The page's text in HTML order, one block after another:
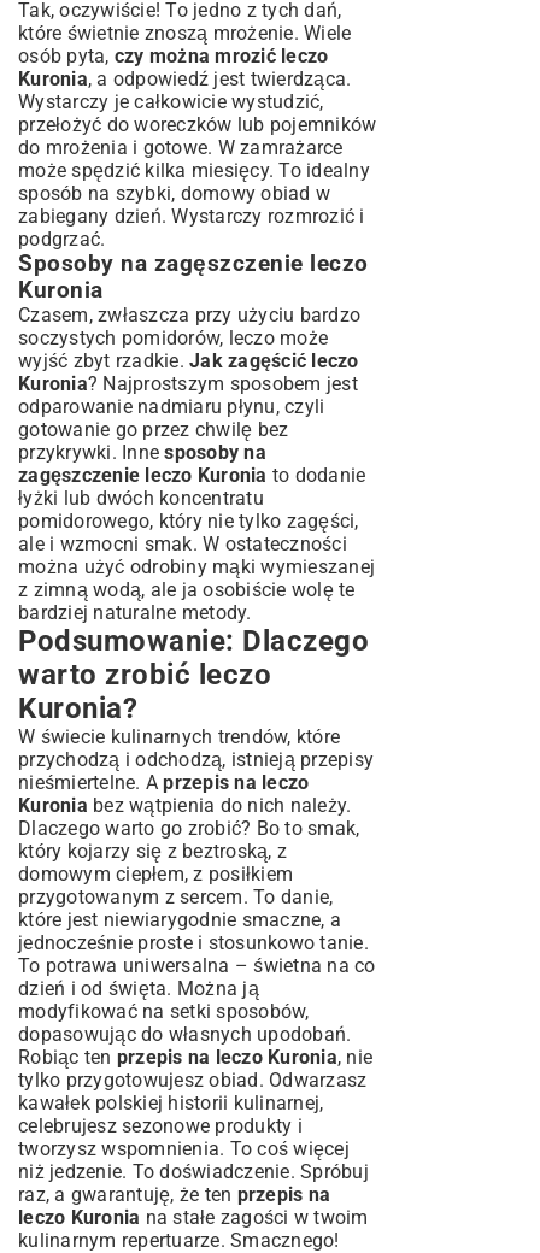
Tak, oczywiście! To jedno z tych dań,
które świetnie znoszą mrożenie. Wiele
osób pyta, czy można mrozić leczo
Kuronia, a odpowiedź jest twierdząca.
Wystarczy je całkowicie wystudzić,
przełożyć do woreczków lub pojemników
do mrożenia i gotowe. W zamrażarce
może spędzić kilka miesięcy. To idealny
sposób na szybki, domowy obiad w
zabiegany dzień. Wystarczy rozmrozić i
podgrzać.
Sposoby na zagęszczenie leczo
Kuronia
Czasem, zwłaszcza przy użyciu bardzo
soczystych pomidorów, leczo może
wyjść zbyt rzadkie. Jak zagęścić leczo
Kuronia? Najprostszym sposobem jest
odparowanie nadmiaru płynu, czyli
gotowanie go przez chwilę bez
przykrywki. Innesposoby na
zagęszczenie leczo Kuronia to dodanie
łyżki lub dwóch koncentratu
pomidorowego, który nie tylko zagęści,
ale i wzmocni smak. W ostateczności
można użyć odrobiny mąki wymieszanej
z zimną wodą, ale ja osobiście wolę te
bardziej naturalne metody.
Podsumowanie: Dlaczego
warto zrobić leczo
Kuronia?
W świecie kulinarnych trendów, które
przychodzą i odchodzą, istnieją przepisy
nieśmiertelne. Aprzepis na leczo
Kuronia bez wątpienia do nich należy.
Dlaczego warto go zrobić? Bo to smak,
który kojarzy się z beztroską, z
domowym ciepłem, z posiłkiem
przygotowanym z sercem. To danie,
które jest niewiarygodnie smaczne, a
jednocześnie proste i stosunkowo tanie.
To potrawa uniwersalna – świetna na co
dzień i od święta. Można ją
modyfikować na setki sposobów,
dopasowując do własnych upodobań.
Robiąc ten przepis na leczo Kuronia, nie
tylko przygotowujesz obiad. Odwarzasz
kawałek polskiej historii kulinarnej,
celebrujesz sezonowe produkty i
tworzysz wspomnienia. To coś więcej
niż jedzenie. To doświadczenie. Spróbuj
raz, a gwarantuję, że ten przepis na
leczo Kuronia na stałe zagości w twoim
kulinarnym repertuarze. Smacznego!